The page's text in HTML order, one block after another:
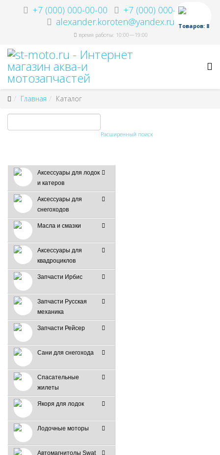
+7 (000) 000-00-00
+7 (000) 000-00-00
alexander.koroten@yandex.ru
время работы: 10:00—19:00
Товаров: 8
Главная Каталог
Расширенный поиск
Аксессуары для лодок
и катеров
Аксессуары для
снегоходов
Масла и смазки
Аксессуары для
квадроциклов
Запчасти Ирбис
Запчасти Русская
механика
Запчасти Рейсер
Сани для снегохода
Спасательные
жилеты
Якоря для лодок
Лодочные моторы
Автомагнитолы Swat